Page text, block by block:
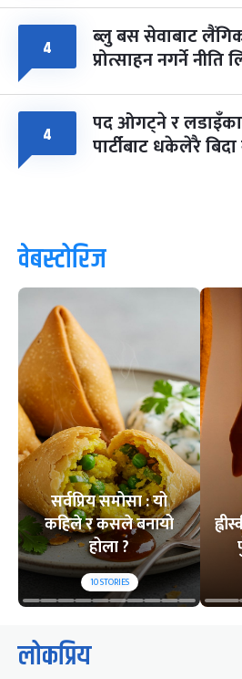
४ ब्लु बस सेवाबाट
प्रोत्साहन नगर्ने नीति
४ पद ओगट्ने र लडाइँका
पार्टीबाट धकेलेरै
वेबस्टोरिज
सर्वप्रिय समोसा : यो
कहिले र कसले बनायो
होला ?
10STORIES
लोकप्रिय